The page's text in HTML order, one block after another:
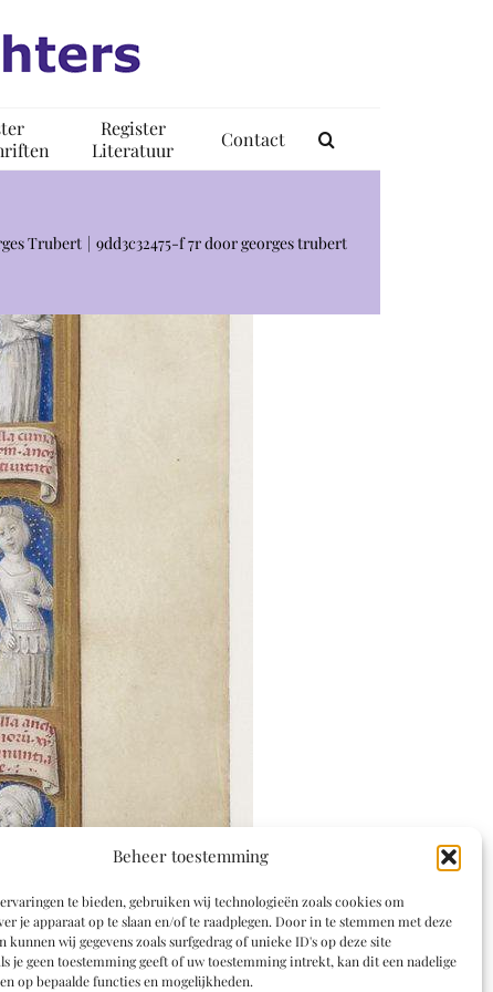
Beheer toestemming
te bieden, gebruiken wij technologieën zoals cookies om
je apparaat op te slaan en/of te raadplegen. Door in te stemmen met deze
kunnen wij gegevens zoals surfgedrag of unieke ID's op deze site
je geen toestemming geeft of uw toestemming intrekt, kan dit een nadelige
op bepaalde functies en mogelijkheden.
Register
Literatuur
Contact
Trubert 9dd3c32475-f 7r door georges trubert